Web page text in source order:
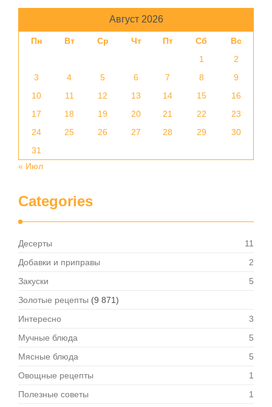
Август 2026
Пн Вт Ср Чт Пт Сб
Вс
1
2
3
4 5 6 7 8
9
10
11 12 13 14 15
16
17
18 19 20 21 22
23
24
25 26 27 28 29
30
31
« Июл
Categories
Десерты
11
Добавки и приправы
2
Закуски
5
Золотые рецепты (9 871)
Интересно
3
Мучные блюда
5
Мясные блюда
5
Овощные рецепты
1
Полезные советы
1